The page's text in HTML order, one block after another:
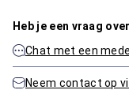
Heb je een vraag
Chat met een
Neem contact op